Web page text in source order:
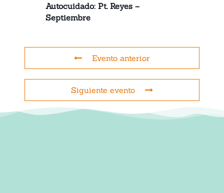
Autocuidado: Pt. Reyes –
Septiembre
Evento anterior
Siguiente evento